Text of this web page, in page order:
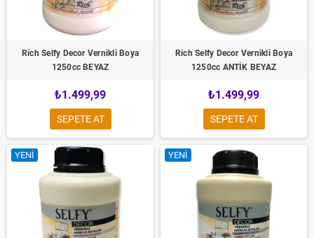
Rich Selfy Decor Vernikli Boya
1250cc BEYAZ
₺1.499,99
SEPETE AT
Rich Selfy Decor Vernikli Boya
1250cc ANTİK BEYAZ
₺1.499,99
SEPETE AT
YENI YENI